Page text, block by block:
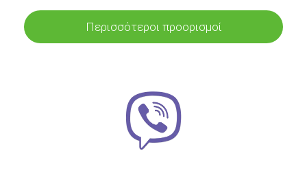
Περισσότεροι προορισμοί